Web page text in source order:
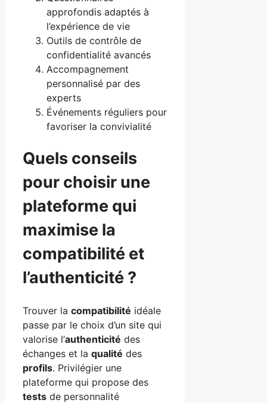
approfondis adaptés à
l’expérience de vie
Outils de contrôle de
confidentialité avancés
Accompagnement
personnalisé par des
experts
Événements réguliers pour
favoriser la convivialité
Quels conseils
pour choisir une
plateforme qui
maximise la
compatibilité et
l’authenticité ?
Trouver la compatibilité idéale
passe par le choix d’un site qui
valorise l’authenticité des
échanges et la qualité des
profils. Privilégier une
plateforme qui propose des
tests de personnalité